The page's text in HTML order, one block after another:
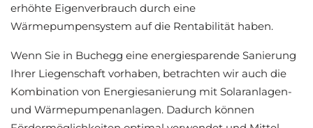
erhöhte Eigenverbrauch durch eine
Wärmepumpensystem auf die Rentabilität haben.
Wenn Sie in Buchegg eine energiesparende Sanierung
Ihrer Liegenschaft vorhaben, betrachten wir auch die
Kombination von Energiesanierung mit Solaranlagen-
und Wärmepumpenanlagen. Dadurch können